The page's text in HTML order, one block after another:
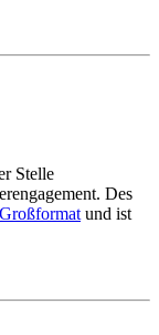
Stelle
Des
und ist